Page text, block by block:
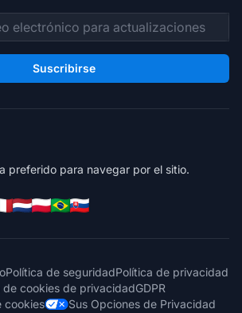
electrónico
Suscribirse
preferido para navegar por el sitio.
Política de seguridadPolítica de privacidad
de cookies de privacidadGDPR
cookies
Sus Opciones de Privacidad